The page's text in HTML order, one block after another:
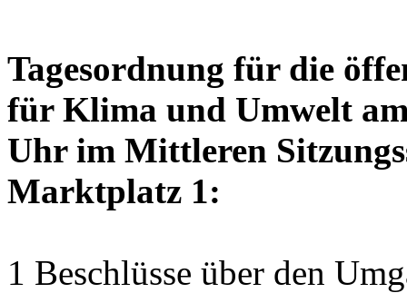
Tagesordnung für die
für Klima und Umwelt
Uhr im Mittleren
Marktplatz 1:
1 Beschlüsse über den